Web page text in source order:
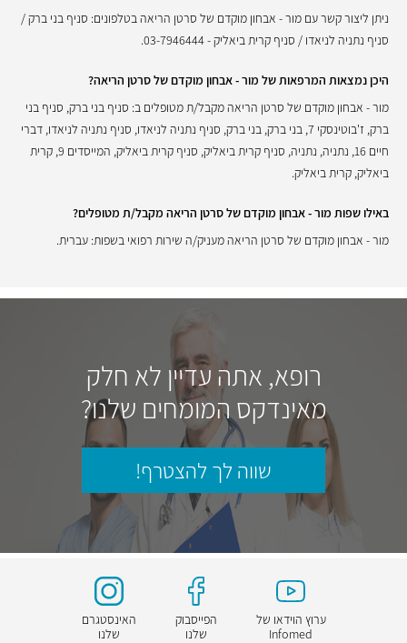
ניתן ליצור קשר עם מור - אבחון מוקדם של סרטן הריאה בטלפונים: סניף בני ברק /
סניף נתניה לניאדו / סניף קרית ביאליק - 03-7946444.
היכן נמצאות המרפאות של מור - אבחון מוקדם של סרטן הריאה?
מור - אבחון מוקדם של סרטן הריאה מקבל/ת מטופלים ב: סניף בני ברק, סניף בני
ברק, ז'בוטינסקי 7, בני ברק, בני ברק, סניף נתניה לניאדו, סניף נתניה לניאדו, דברי
חיים 16, נתניה, נתניה, סניף קרית ביאליק, סניף קרית ביאליק, המייסדים 9, קרית
ביאליק, קרית ביאליק.
באילו שפות מור - אבחון מוקדם של סרטן הריאה מקבל/ת מטופלים?
מור - אבחון מוקדם של סרטן הריאה מעניק/ה שירות רפואי בשפות: עברית.
רופא, אתה עדיין לא חלק
מאינדקס המומחים שלנו?
שווה לך להצטרף!
ערוץ הוידאו של
Infomed
הפייסבוק
שלנו
האינסטגרם
שלנו